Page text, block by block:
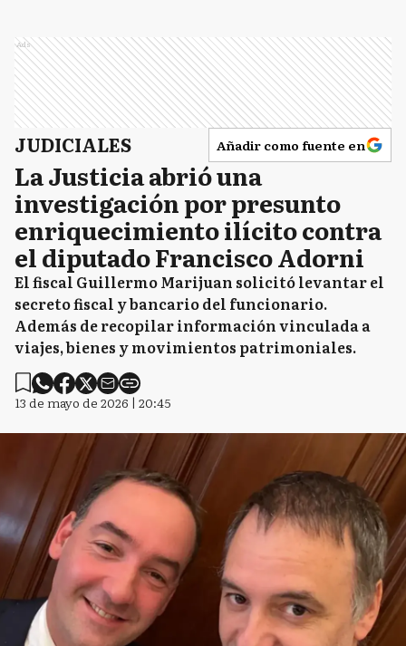
Ads
JUDICIALES Añadir como fuente en
La Justicia abrió una
investigación por presunto
enriquecimiento ilícito contra
el diputado Francisco Adorni
El fiscal Guillermo Marijuan solicitó levantar el
secreto fiscal y bancario del funcionario.
Además de recopilar información vinculada a
viajes, bienes y movimientos patrimoniales.
13 de mayo de 2026 | 20:45